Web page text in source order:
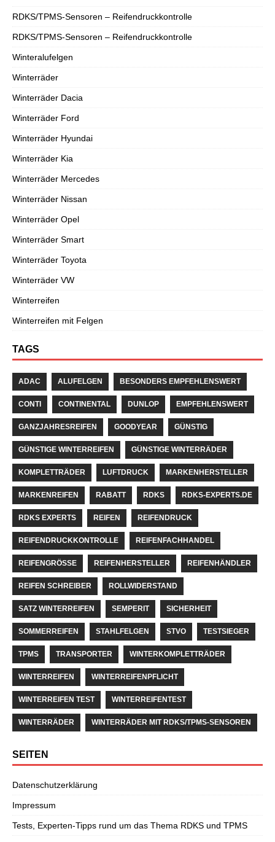
RDKS/TPMS-Sensoren – Reifendruckkontrolle
RDKS/TPMS-Sensoren – Reifendruckkontrolle
Winteralufelgen
Winterräder
Winterräder Dacia
Winterräder Ford
Winterräder Hyundai
Winterräder Kia
Winterräder Mercedes
Winterräder Nissan
Winterräder Opel
Winterräder Smart
Winterräder Toyota
Winterräder VW
Winterreifen
Winterreifen mit Felgen
TAGS
ADAC ALUFELGEN BESONDERS EMPFEHLENSWERT
CONTI CONTINENTAL DUNLOP EMPFEHLENSWERT
GANZJAHRESREIFEN GOODYEAR GÜNSTIG
GÜNSTIGE WINTERREIFEN GÜNSTIGE WINTERRÄDER
KOMPLETTRÄDER LUFTDRUCK MARKENHERSTELLER
MARKENREIFEN RABATT RDKS RDKS-EXPERTS.DE
RDKS EXPERTS REIFEN REIFENDRUCK
REIFENDRUCKKONTROLLE REIFENFACHHANDEL
REIFENGRÖSSE REIFENHERSTELLER REIFENHÄNDLER
REIFEN SCHREIBER ROLLWIDERSTAND
SATZ WINTERREIFEN SEMPERIT SICHERHEIT
SOMMERREIFEN STAHLFELGEN STVO TESTSIEGER
TPMS TRANSPORTER WINTERKOMPLETTRÄDER
WINTERREIFEN WINTERREIFENPFLICHT
WINTERREIFEN TEST WINTERREIFENTEST
WINTERRÄDER WINTERRÄDER MIT RDKS/TPMS-SENSOREN
SEITEN
Datenschutzerklärung
Impressum
Tests, Experten-Tipps rund um das Thema RDKS und TPMS